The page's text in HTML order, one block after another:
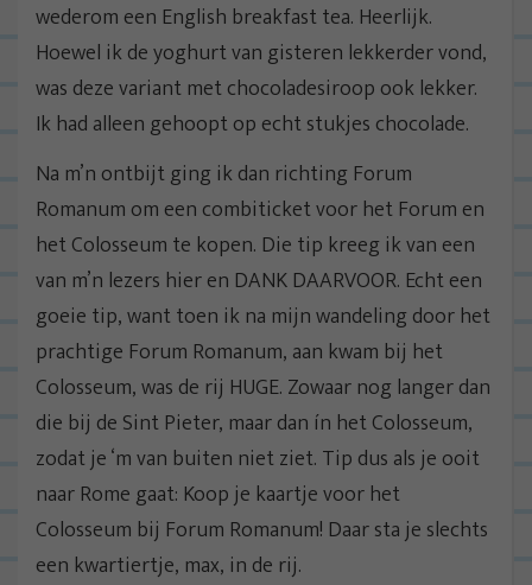
wederom een English breakfast tea. Heerlijk.
Hoewel ik de yoghurt van gisteren lekkerder vond,
was deze variant met chocoladesiroop ook lekker.
Ik had alleen gehoopt op echt stukjes chocolade.
Na m’n ontbijt ging ik dan richting Forum
Romanum om een combiticket voor het Forum en
het Colosseum te kopen. Die tip kreeg ik van een
van m’n lezers hier en DANK DAARVOOR. Echt een
goeie tip, want toen ik na mijn wandeling door het
prachtige Forum Romanum, aan kwam bij het
Colosseum, was de rij HUGE. Zowaar nog langer dan
die bij de Sint Pieter, maar dan ín het Colosseum,
zodat je ‘m van buiten niet ziet. Tip dus als je ooit
naar Rome gaat: Koop je kaartje voor het
Colosseum bij Forum Romanum! Daar sta je slechts
een kwartiertje, max, in de rij.